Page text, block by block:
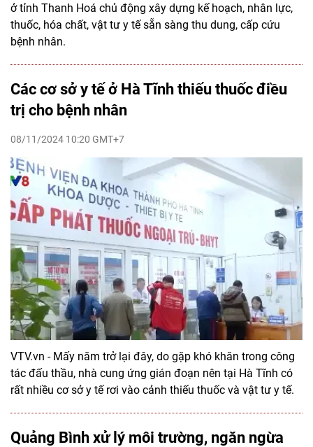
ở tỉnh Thanh Hoá chủ động xây dựng kế hoạch, nhân lực,
thuốc, hóa chất, vật tư y tế sẵn sàng thu dung, cấp cứu
bệnh nhân.
Các cơ sở y tế ở Hà Tĩnh thiếu thuốc điều
trị cho bệnh nhân
08/11/2024 10:20 GMT+7
VTV.vn - Mấy năm trở lại đây, do gặp khó khăn trong công
tác đấu thầu, nhà cung ứng gián đoạn nên tại Hà Tĩnh có
rất nhiều cơ sở y tế rơi vào cảnh thiếu thuốc và vật tư y tế.
Quảng Bình xử lý môi trường, ngăn ngừa